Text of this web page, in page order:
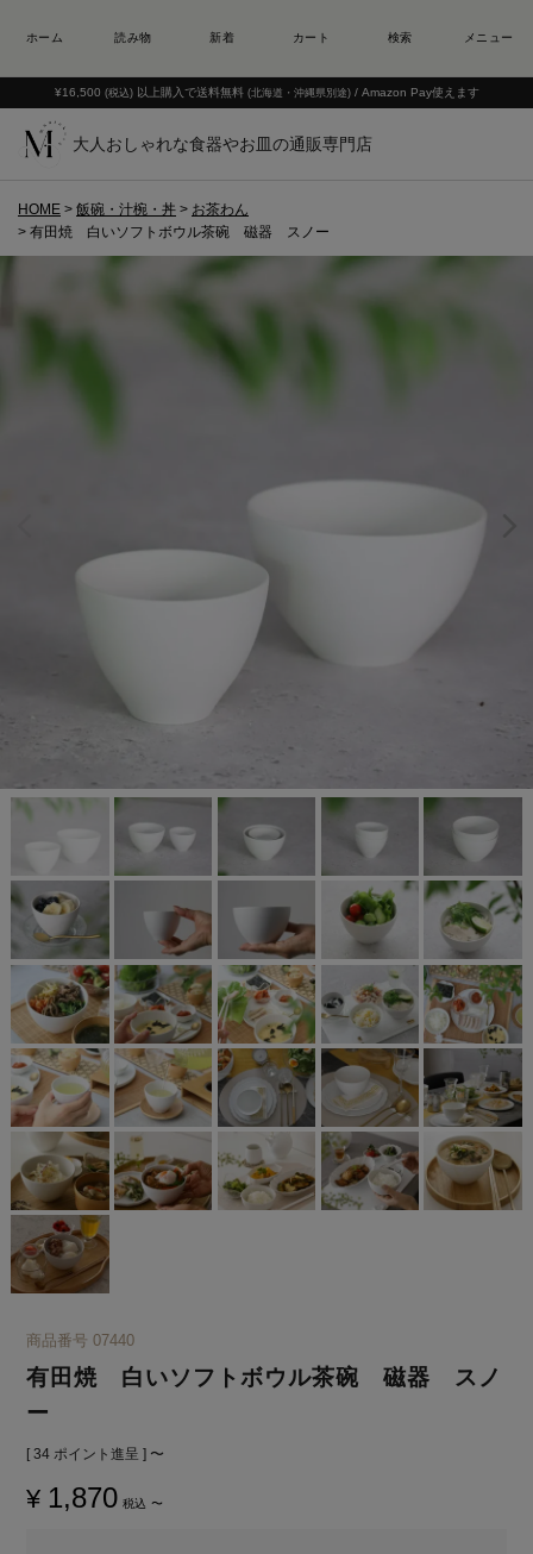
¥16,500 (税込) 以上購入で送料無料 (北海道・沖縄県別途) / Amazon Pay使えます
大人おしゃれな食器やお皿の通販専門店
HOME 飯碗・汁椀・丼
お茶わん
有田焼 白いソフトボウル茶碗 磁器 スノー
商品番号 07440
有田焼 白いソフトボウル茶碗 磁器 スノ
ー
[ 34 ポイント進呈 ] 〜
¥ 1,870 税込 〜